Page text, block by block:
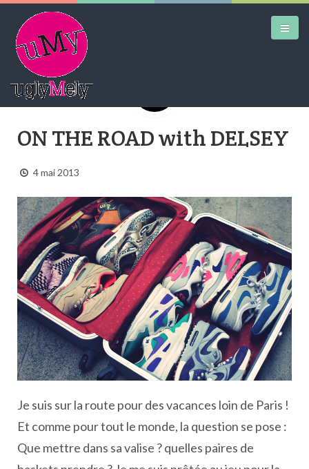
AIRTRAINERPEDIA
STREET ART
MW SHIFT
DAILY CITY
CONTACT
ON THE ROAD with DELSEY
4 mai 2013
Je suis sur la route pour des vacances loin de Paris !
Et comme pour tout le monde, la question se pose :
Que mettre dans sa valise ? quelles paires de